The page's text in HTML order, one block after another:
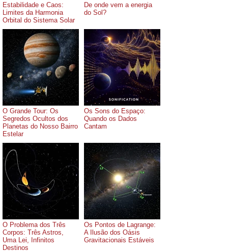
Estabilidade e Caos:
Limites da Harmonia
Orbital do Sistema Solar
De onde vem a energia
do Sol?
O Grande Tour: Os
Segredos Ocultos dos
Planetas do Nosso Bairro
Estelar
Os Sons do Espaço:
Quando os Dados
Cantam
O Problema dos Três
Corpos: Três Astros,
Uma Lei, Infinitos
Destinos
Os Pontos de Lagrange:
A Ilusão dos Oásis
Gravitacionais Estáveis